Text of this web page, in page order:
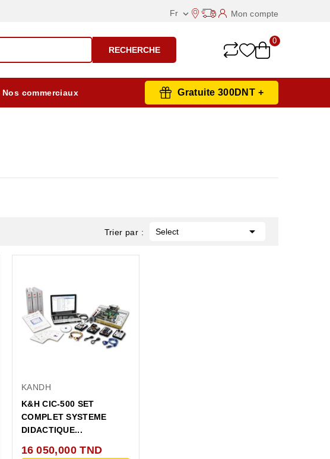
Fr  Mon compte
RECHERCHE
0
Nos commerciaux Gratuite 300DNT +
Trier par : Select 
KANDH
K&H CIC-500 SET
COMPLET SYSTEME
DIDACTIQUE...
16 050,000 TND